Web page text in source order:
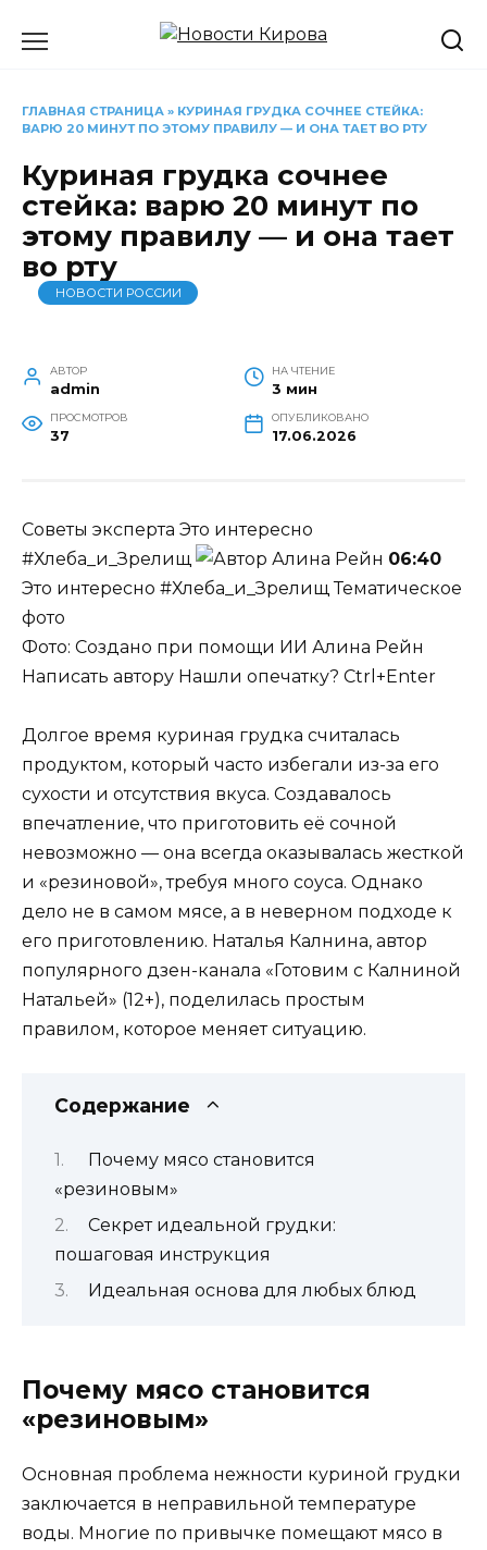
ГЛАВНАЯ СТРАНИЦА » КУРИНАЯ ГРУДКА СОЧНЕЕ СТЕЙКА:
ВАРЮ 20 МИНУТ ПО ЭТОМУ ПРАВИЛУ — И ОНА ТАЕТ ВО РТУ
Куриная грудка сочнее
стейка: варю 20 минут по
этому правилу — и она тает
во рту
НОВОСТИ РОССИИ
АВТОР
admin
НА ЧТЕНИЕ
3 мин
ПРОСМОТРОВ
37
ОПУБЛИКОВАНО
17.06.2026
Советы эксперта Это интересно
#Хлеба_и_Зрелищ
Алина Рейн 06:40
Это интересно #Хлеба_и_Зрелищ Тематическое
фото
Фото: Создано при помощи ИИ Алина Рейн
Написать автору Нашли опечатку? Ctrl+Enter
Долгое время куриная грудка считалась
продуктом, который часто избегали из-за его
сухости и отсутствия вкуса. Создавалось
впечатление, что приготовить её сочной
невозможно — она всегда оказывалась жесткой
и «резиновой», требуя много соуса. Однако
дело не в самом мясе, а в неверном подходе к
его приготовлению. Наталья Калнина, автор
популярного дзен-канала «Готовим с Калниной
Натальей» (12+), поделилась простым
правилом, которое меняет ситуацию.
Содержание
Почему мясо становится
«резиновым»
Секрет идеальной грудки:
пошаговая инструкция
Идеальная основа для любых блюд
Почему мясо становится
«резиновым»
Основная проблема нежности куриной грудки
заключается в неправильной температуре
воды. Многие по привычке помещают мясо в